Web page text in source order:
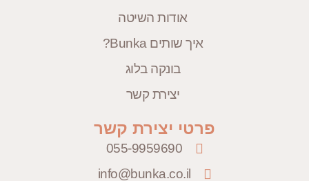
אודות השיטה
איך שותים Bunka?
בונקה בלוג
יצירת קשר
פרטי יצירת קשר
055-9959690
info@bunka.co.il